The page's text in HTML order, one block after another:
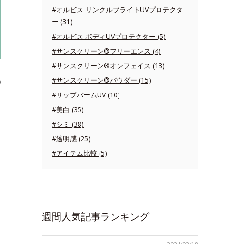
#オルビス リンクルブライトUVプロテクタ
ー (31)
#オルビス ボディUVプロテクター (5)
#サンスクリーン®フリーエンス (4)
#サンスクリーン®オンフェイス (13)
#サンスクリーン®パウダー (15)
#リップバームUV (10)
#美白 (35)
#シミ (38)
#透明感 (25)
#アイテム比較 (5)
週間人気記事ランキング